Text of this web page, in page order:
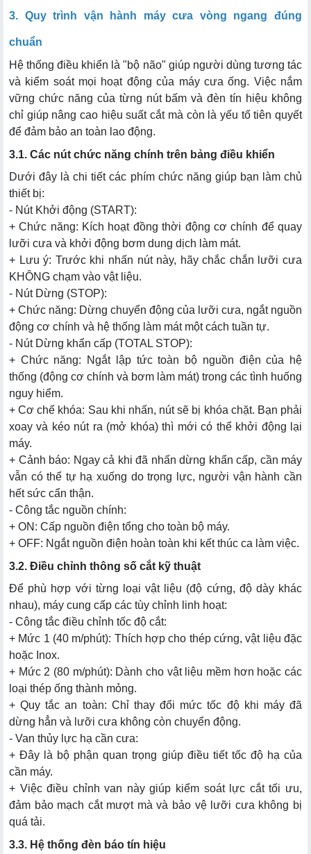
3. Quy trình vận hành máy cưa vòng ngang đúng
chuẩn
Hệ thống điều khiển là "bộ não" giúp người dùng tương tác
và kiểm soát mọi hoạt động của máy cưa ống. Việc nắm
vững chức năng của từng nút bấm và đèn tín hiệu không
chỉ giúp nâng cao hiệu suất cắt mà còn là yếu tố tiên quyết
để đảm bảo an toàn lao động.
3.1. Các nút chức năng chính trên bảng điều khiển
Dưới đây là chi tiết các phím chức năng giúp bạn làm chủ
thiết bị:
- Nút Khởi động (START):
+ Chức năng: Kích hoạt đồng thời động cơ chính để quay
lưỡi cưa và khởi động bơm dung dịch làm mát.
+ Lưu ý: Trước khi nhấn nút này, hãy chắc chắn lưỡi cưa
KHÔNG chạm vào vật liệu.
- Nút Dừng (STOP):
+ Chức năng: Dừng chuyển động của lưỡi cưa, ngắt nguồn
động cơ chính và hệ thống làm mát một cách tuần tự.
- Nút Dừng khẩn cấp (TOTAL STOP):
+ Chức năng: Ngắt lập tức toàn bộ nguồn điện của hệ
thống (động cơ chính và bơm làm mát) trong các tình huống
nguy hiểm.
+ Cơ chế khóa: Sau khi nhấn, nút sẽ bị khóa chặt. Bạn phải
xoay và kéo nút ra (mở khóa) thì mới có thể khởi động lại
máy.
+ Cảnh báo: Ngay cả khi đã nhấn dừng khẩn cấp, cần máy
vẫn có thể tự hạ xuống do trọng lực, người vận hành cần
hết sức cẩn thận.
- Công tắc nguồn chính:
+ ON: Cấp nguồn điện tổng cho toàn bộ máy.
+ OFF: Ngắt nguồn điện hoàn toàn khi kết thúc ca làm việc.
3.2. Điều chỉnh thông số cắt kỹ thuật
Để phù hợp với từng loại vật liệu (độ cứng, độ dày khác
nhau), máy cung cấp các tùy chỉnh linh hoạt:
- Công tắc điều chỉnh tốc độ cắt:
+ Mức 1 (40 m/phút): Thích hợp cho thép cứng, vật liệu đặc
hoặc Inox.
+ Mức 2 (80 m/phút): Dành cho vật liệu mềm hơn hoặc các
loại thép ống thành mỏng.
+ Quy tắc an toàn: Chỉ thay đổi mức tốc độ khi máy đã
dừng hẳn và lưỡi cưa không còn chuyển động.
- Van thủy lực hạ cần cưa:
+ Đây là bộ phận quan trọng giúp điều tiết tốc độ hạ của
cần máy.
+ Việc điều chỉnh van này giúp kiểm soát lực cắt tối ưu,
đảm bảo mạch cắt mượt mà và bảo vệ lưỡi cưa không bị
quá tải.
3.3. Hệ thống đèn báo tín hiệu